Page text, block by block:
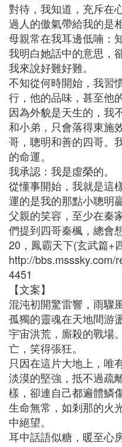
對待，我知道，充斥在
過人的傲氣帶給我的是
母親常在我耳邊低喃：
我明白她話中的意思，
我來說好難好難。
不知從何時開始，我習
行，他的品味，甚至他
因為外貌是天生的，我
和小弟，只會落得東施
哥，聰明和善的四哥。
的命運。
我承認：我是虛榮的。
從懂事開始，我就是這
運的是我的那點小聰明
父親的笑容，至少在秦
們提到四哥秦楓，總會
20，鳳霸天下(玄武篇+
http://bbs.msssky.com/
4451
【文案】
混沌初開驚雷響，雨驟風
孤獨的靈魂在天地間游
宇宙洪荒，廝殺的戰場
亡，笑得張狂。
只因在這片大地上，唯
淡漠的堅強，抵不過疏
樣，卻連自己都遍體鱗傷
生命無常，如剎那的火
中絕望。
耳中話語似糖，暖至心